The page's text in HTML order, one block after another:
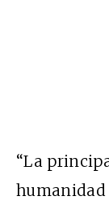
“La
humanidad